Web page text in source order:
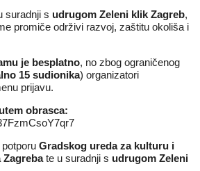
suradnji s udrugom Zeleni klik Zagreb,
promiče održivi razvoj, zaštitu okoliša i
je besplatno, no zbog ograničenog
15 sudionika) organizatori
prijavu.
obrasca:
Gradskog ureda za kulturu i
te u suradnji s udrugom Zeleni